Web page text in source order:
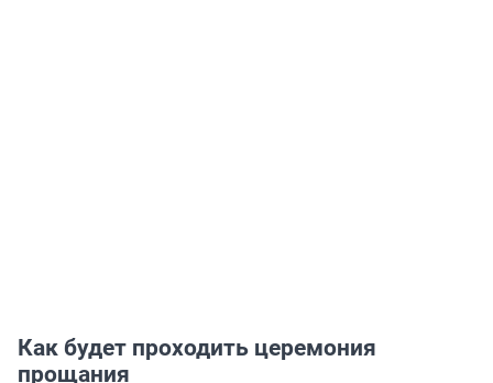
Как будет проходить церемония
прощания